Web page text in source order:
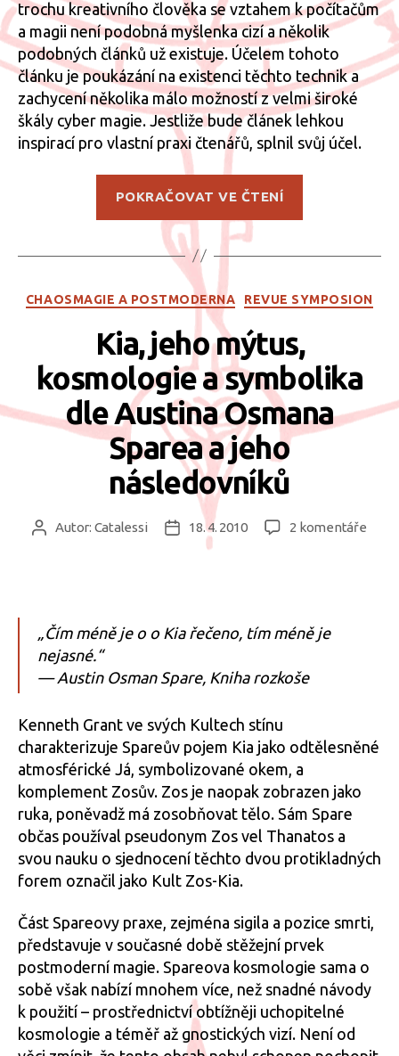
trochu kreativního člověka se vztahem k počítačům
a magii není podobná myšlenka cizí a několik
podobných článků už existuje. Účelem tohoto
článku je poukázání na existenci těchto technik a
zachycení několika málo možností z velmi široké
škály cyber magie. Jestliže bude článek lehkou
inspirací pro vlastní praxi čtenářů, splnil svůj účel.
POKRAČOVAT VE ČTENÍ
hry“
Rubriky
CHAOSMAGIE A POSTMODERNA REVUE SYMPOSION
Kia, jeho mýtus,
kosmologie a symbolika
dle Austina Osmana
Sparea a jeho
následovníků
AutorAutor: Catalessi
Datum
příspěvku
18. 4. 2010 2 komentářeu
„Čím méně je o o Kia řečeno, tím méně je
nejasné.“
— Austin Osman Spare, Kniha rozkoše
Kenneth Grant ve svých Kultech stínu
charakterizuje Spareův pojem Kia jako odtělesněné
atmosférické Já, symbolizované okem, a
komplement Zosův. Zos je naopak zobrazen jako
ruka, poněvadž má zosobňovat tělo. Sám Spare
občas používal pseudonym Zos vel Thanatos a
svou nauku o sjednocení těchto dvou protikladných
forem označil jako Kult Zos-Kia.
Část Spareovy praxe, zejména sigila a pozice smrti,
představuje v současné době stěžejní prvek
postmoderní magie. Spareova kosmologie sama o
sobě však nabízí mnohem více, než snadné návody
k použití – prostřednictví obtížněji uchopitelné
kosmologie a téměř až gnostických vizí. Není od